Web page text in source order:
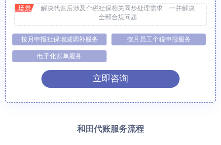
场景
解决代账后涉及个税社保相关同步处理需求，一并解决
全部合规问题
按月申报社保增减调补服务 按月员工个税申报服务
电子化账单服务
立即咨询
和田代账服务流程